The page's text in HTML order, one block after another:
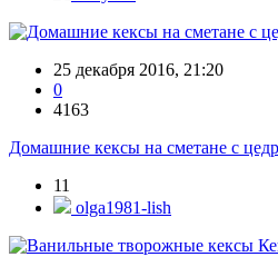
25 декабря 2016, 21:20
0
4163
Домашние кексы на сметане с
11
olga1981-lish